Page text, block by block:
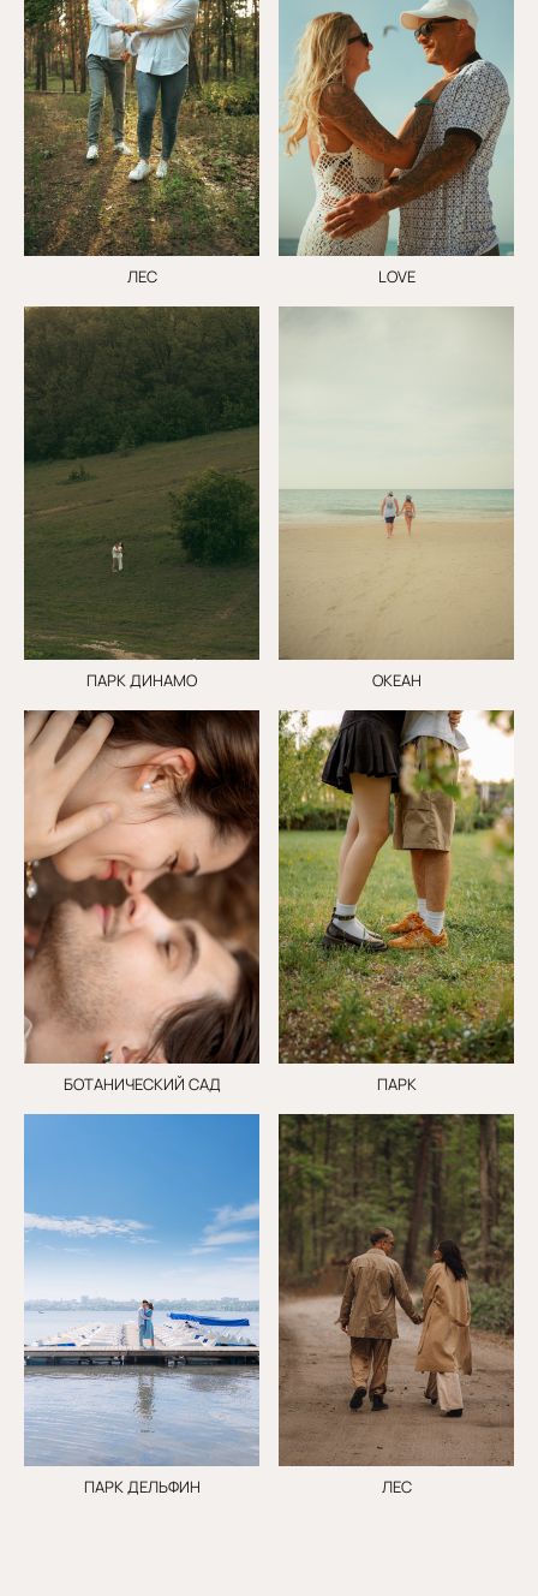
ЛЕС LOVE
ПАРК ДИНАМО ОКЕАН
БОТАНИЧЕСКИЙ САД ПАРК
ПАРК ДЕЛЬФИН ЛЕС